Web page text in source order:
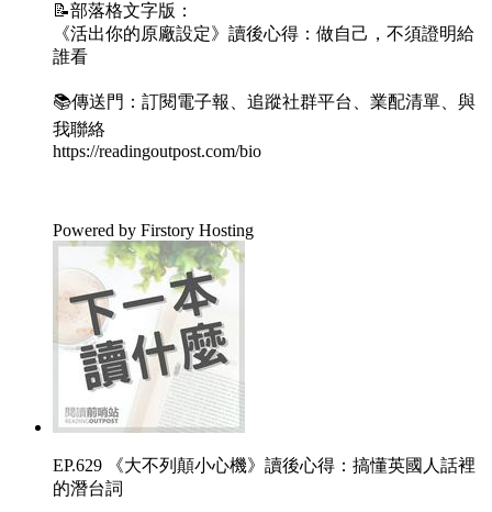
📝部落格文字版：
《活出你的原廠設定》讀後心得：做自己，不須證明給
誰看
📚傳送門：訂閱電子報、追蹤社群平台、業配清單、與
我聯絡
https://readingoutpost.com/bio
Powered by Firstory Hosting
EP.629 《大不列顛小心機》讀後心得：搞懂英國人話裡
的潛台詞